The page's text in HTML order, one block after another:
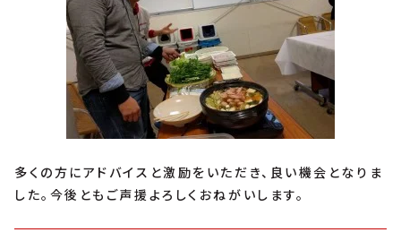
多くの方にアドバイスと激励をいただき、良い機会となりま
した。今後ともご声援よろしくおねがいします。